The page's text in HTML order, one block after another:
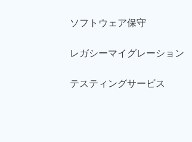
ソフト ウェア保守
レガシーマイグレーション
テスティングサービス